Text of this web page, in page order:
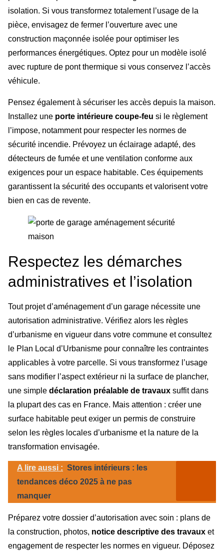
isolation. Si vous transformez totalement l’usage de la
pièce, envisagez de fermer l’ouverture avec une
construction maçonnée isolée pour optimiser les
performances énergétiques. Optez pour un modèle isolé
avec rupture de pont thermique si vous conservez l’accès
véhicule.
Pensez également à sécuriser les accès depuis la maison.
Installez une porte intérieure coupe-feu si le règlement
l’impose, notamment pour respecter les normes de
sécurité incendie. Prévoyez un éclairage adapté, des
détecteurs de fumée et une ventilation conforme aux
exigences pour un espace habitable. Ces équipements
garantissent la sécurité des occupants et valorisent votre
bien en cas de revente.
Respectez les démarches
administratives et l’isolation
Tout projet d’aménagement d’un garage nécessite une
autorisation administrative. Vérifiez alors les règles
d’urbanisme en vigueur dans votre commune et consultez
le Plan Local d’Urbanisme pour connaître les contraintes
applicables à votre parcelle. Si vous transformez l’usage
sans modifier l’aspect extérieur ni la surface de plancher,
une simple déclaration préalable de travaux suffit dans
la plupart des cas en France. Mais attention : créer une
surface habitable peut exiger un permis de construire
selon les règles locales d’urbanisme et la nature de la
transformation envisagée.
A lire aussi : Stores intérieurs : les
tendances déco 2025 à ne pas
manquer
Préparez votre dossier d’autorisation avec soin : plans de
la construction, photos, notice descriptive des travaux et
engagement de respecter les normes en vigueur. Déposez